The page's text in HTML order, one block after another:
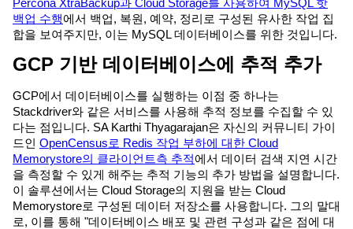
Percona XtraBackup과 Cloud Storage를 사용하여 MySQL 핫
백업 수행에서 백업, 복원, 예약, 정리로 구성된 유사한 작업 집
합을 보여주지만, 이는 MySQL 데이터베이스를 위한 것입니다.
GCP 기반 데이터베이스에 추적 추가
GCP에서 데이터베이스를 실행하는 이점 중 하나는
Stackdriver와 같은 서비스를 사용해 추적 정보를 수집할 수 있
다는 점입니다. SA Karthi Thyagarajan은 자신의 커뮤니티 가이
드인 OpenCensus로 Redis 작업 부하에 대한 Cloud
Memorystore의 클라이언트측 추적에서 데이터 검색 지연 시간
을 측정할 수 있게 해주는 추적 기능의 추가 방법을 설명합니다.
이 솔루션에서는 Cloud Storage의 지원을 받는 Cloud
Memorystore로 구성된 데이터 저장소를 사용합니다. 그의 말대
로, 이를 통해 "데이터베이스 배포 및 관련 구성과 같은 점에 대